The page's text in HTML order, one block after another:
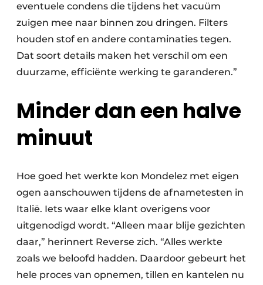
eventuele condens die tijdens het vacuüm
zuigen mee naar binnen zou dringen. Filters
houden stof en andere contaminaties tegen.
Dat soort details maken het verschil om een
duurzame, efficiënte werking te garanderen.”
Minder dan een halve
minuut
Hoe goed het werkte kon Mondelez met eigen
ogen aanschouwen tijdens de afnametesten in
Italië. Iets waar elke klant overigens voor
uitgenodigd wordt. “Alleen maar blije gezichten
daar,” herinnert Reverse zich. “Alles werkte
zoals we beloofd hadden. Daardoor gebeurt het
hele proces van opnemen, tillen en kantelen nu